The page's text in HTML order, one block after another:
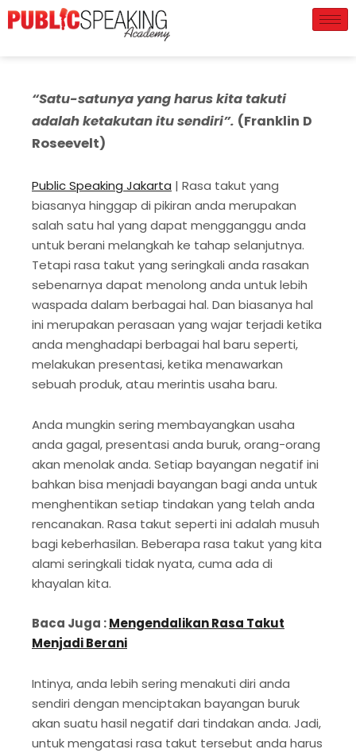
“Satu-satunya yang harus kita takuti
adalah ketakutan itu sendiri”. (Franklin D
Roseevelt)
Public Speaking Jakarta | Rasa takut yang
biasanya hinggap di pikiran anda merupakan
salah satu hal yang dapat mengganggu anda
untuk berani melangkah ke tahap selanjutnya.
Tetapi rasa takut yang seringkali anda rasakan
sebenarnya dapat menolong anda untuk lebih
waspada dalam berbagai hal. Dan biasanya hal
ini merupakan perasaan yang wajar terjadi ketika
anda menghadapi berbagai hal baru seperti,
melakukan presentasi, ketika menawarkan
sebuah produk, atau merintis usaha baru.
Anda mungkin sering membayangkan usaha
anda gagal, presentasi anda buruk, orang-orang
akan menolak anda. Setiap bayangan negatif ini
bahkan bisa menjadi bayangan bagi anda untuk
menghentikan setiap tindakan yang telah anda
rencanakan. Rasa takut seperti ini adalah musuh
bagi keberhasilan. Beberapa rasa takut yang kita
alami seringkali tidak nyata, cuma ada di
khayalan kita.
Baca Juga :Mengendalikan Rasa Takut
Menjadi Berani
Intinya, anda lebih sering menakuti diri anda
sendiri dengan menciptakan bayangan buruk
akan suatu hasil negatif dari tindakan anda. Jadi,
untuk mengatasi rasa takut tersebut anda harus